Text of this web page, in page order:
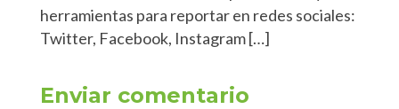
herramientas para reportar en redes sociales:
Twitter, Facebook, Instagram […]
Enviar comentario